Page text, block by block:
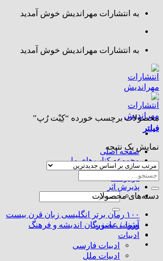
Skip
content
به انتشارات مهراندیش خوش آمدید
به انتشارات مهراندیش خوش آمدید
صفحه اصلی
مجموعه کتاب های ما
تماس با ما
درباره ما
پذیرش اثر
جستجو
برای:
ورود / عضویت
محصولات برچسب خورده “کِیْت رُپ”
فیلتر
نمایش یک نتیجه
جستجو
برای:
دسته‌های محصولات
۱۰۰ رمان برتر انگلیسی زبان قرن بیست
آشنایی با بزرگان اندیشه و فرهنگ
ادبیات
ادبیات فارسی
ادبیات ملل